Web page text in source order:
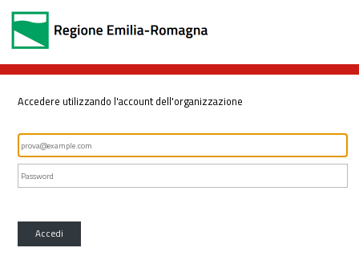
Accedere utilizzando l'account dell'organizzazione
Accedi